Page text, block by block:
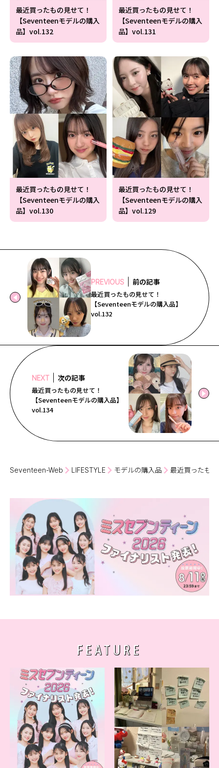
最近買ったもの見せて！
【Seventeenモデルの購入
品】vol.132
最近買ったもの見せて！
【Seventeenモデルの購入
品】vol.131
最近買ったもの見せて！
【Seventeenモデルの購入
品】vol.130
最近買ったもの見せて！
【Seventeenモデルの購入
品】vol.129
PREVIOUS 前の記事
最近買ったもの見せて！
【Seventeenモデルの購入品】
vol.132
NEXT 次の記事
最近買ったもの見せて！
【Seventeenモデルの購入品】
vol.134
Seventeen-Web LIFESTYLE モデルの購入品 最近買ったも
FEATURE